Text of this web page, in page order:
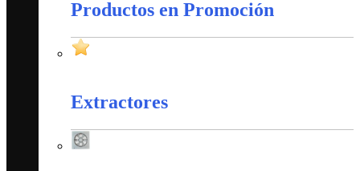
Productos en Promoción
Extractores